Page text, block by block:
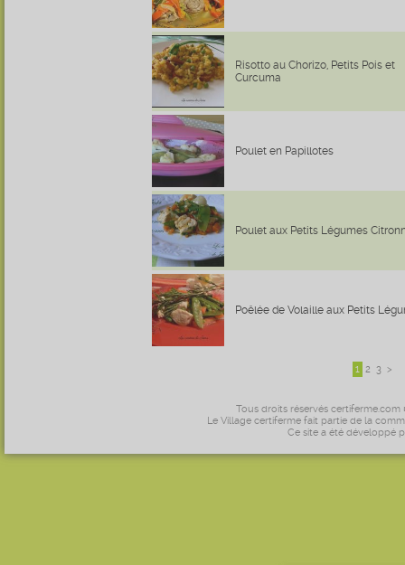
Risotto au Chorizo, Petits Pois et
Curcuma
Poulet en Papillotes
Poulet aux Petits Légumes
Poêlée de Volaille aux Petits
1 2 3 >
Tous droits réservés certiferme.com
Le Village certiferme fait partie de la
Ce site a été développé